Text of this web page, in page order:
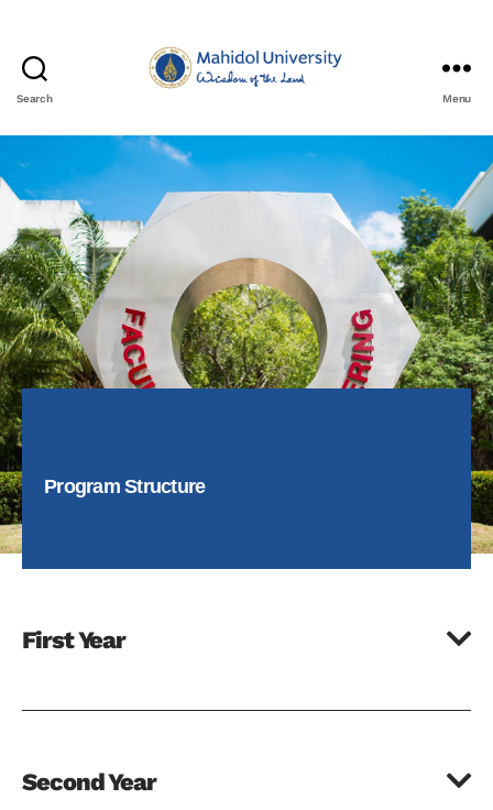
Search Menu
Program Structure
First Year
Second Year